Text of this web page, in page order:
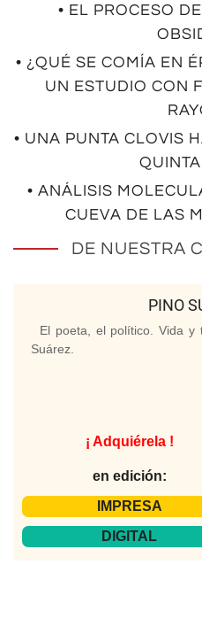
• EL PROCESO
• ¿QUÉ SE COMÍA EN
UN ESTUDIO CON
• UNA PUNTA CLOVIS
• ANÁLISIS
CUEVA DE LAS
DE NUESTRA
PINO
El poeta, el político. Vida y
Suárez.
¡ Adquiérela !
en edición:
IMPRESA
DIGITAL